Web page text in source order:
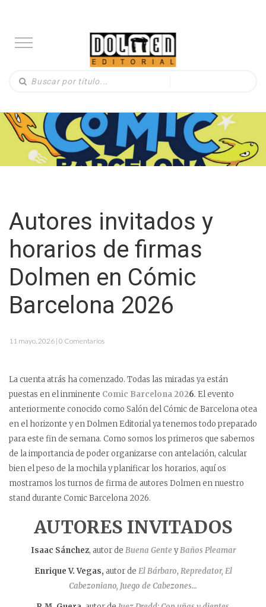
Autores invitados y
horarios de firmas
Dolmen en Cómic
Barcelona 2026
11 mayo, 2026 | 0 Comentarios
La cuenta atrás ha comenzado. Todas las miradas ya están
puestas en el inminente Comic Barcelona 2026. El evento
anteriormente conocido como Salón del Cómic de Barcelona otea
en el horizonte y en Dolmen Editorial ya tenemos todo preparado
para este fin de semana. Como somos los primeros que sabemos
de la importancia de poder organizarse con antelación, calcular
bien el peso de la mochila y planificar los horarios, aquí os
mostramos los turnos de firma de autores Dolmen en nuestro
stand durante Comic Barcelona 2026.
AUTORES INVITADOS
Isaac Sánchez, autor de Buena Gente yBaños Pleamar
Enrique V. Vegas, autor de El Bárbaro, Repredator, El
Cabezoniano, Juego de Cabezones…